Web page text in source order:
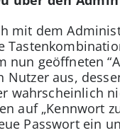
mit dem
nun geöffneten
Nutzer aus,
wahrscheinlich
auf „Kennwort
Passwort ein